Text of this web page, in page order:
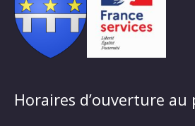
Horaires d’ouverture au